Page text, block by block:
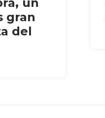
un
gran
del